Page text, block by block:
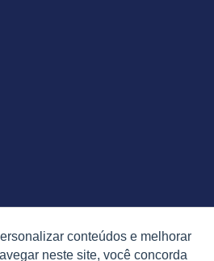
conteúdos e melhorar
neste site, você concorda